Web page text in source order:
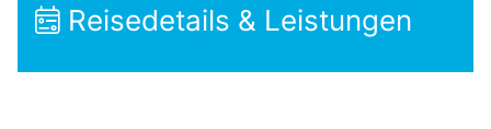
Reisedetails & Leistungen